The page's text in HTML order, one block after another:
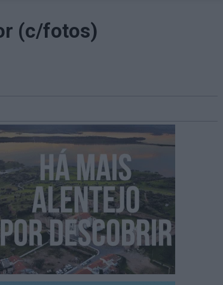
(c/fotos)